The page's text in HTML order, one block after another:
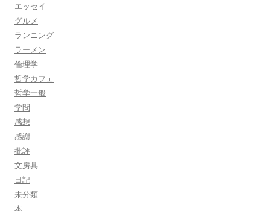
エッセイ
グルメ
ランニング
ラーメン
倫理学
哲学カフェ
哲学一般
学問
感想
感謝
批評
文房具
日記
未分類
本